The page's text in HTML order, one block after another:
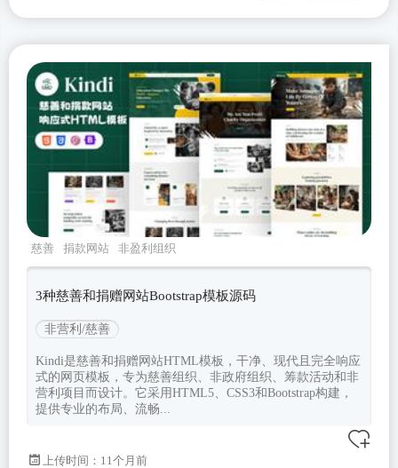
慈善 捐款网站
非盈利组织
3种慈善和捐赠网站Bootstrap模板源码
非营利/慈善
Kindi是慈善和捐赠网站HTML模板，干净、现代且完全响应
式的网页模板，专为慈善组织、非政府组织、筹款活动和非
营利项目而设计。它采用HTML5、CSS3和Bootstrap构建，
提供专业的布局、流畅...
上传时间：11个月前